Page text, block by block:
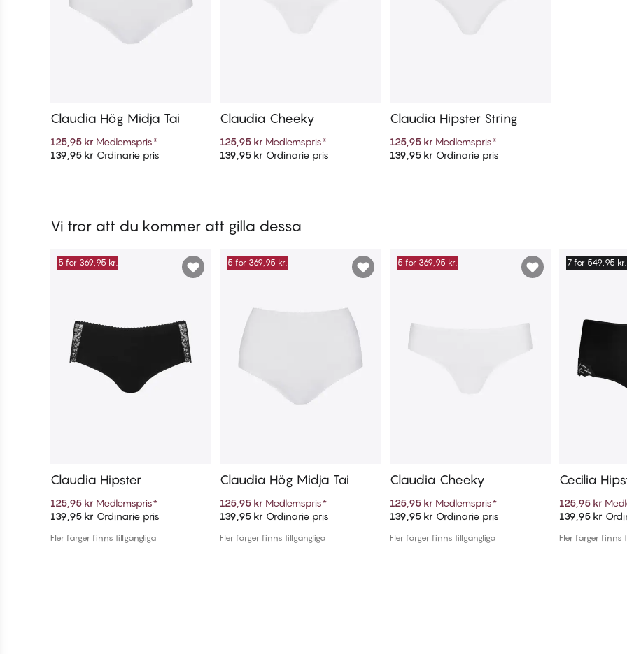
Lägg till i varukorg
Claudia Hög Midja Tai
125,95 kr Medlemspris*
139,95 kr Ordinarie pris Lägg till i varukorg
Claudia Cheeky
125,95 kr Medlemspris*
139,95 kr Ordinarie pris Lägg till i varukorg
Claudia Hipster String
125,95 kr Medlemspris*
139,95 kr Ordinarie pris
Vi tror att du kommer att gilla dessa
Lägg till i varukorg
5 for 369,95 kr.
Claudia Hipster
125,95 kr Medlemspris*
139,95 kr Ordinarie pris
Fler färger finns tillgängliga
Lägg till i varukorg
5 for 369,95 kr.
Claudia Hög Midja Tai
125,95 kr Medlemspris*
139,95 kr Ordinarie pris
Fler färger finns tillgängliga
Lägg till i varukorg
5 for 369,95 kr.
Claudia Cheeky
125,95 kr Medlemspris*
139,95 kr Ordinarie pris
Fler färger finns tillgängliga
Lägg
7 for 549,95 kr.
Cecilia
125,95 kr
139,95 kr
Fler färger finns